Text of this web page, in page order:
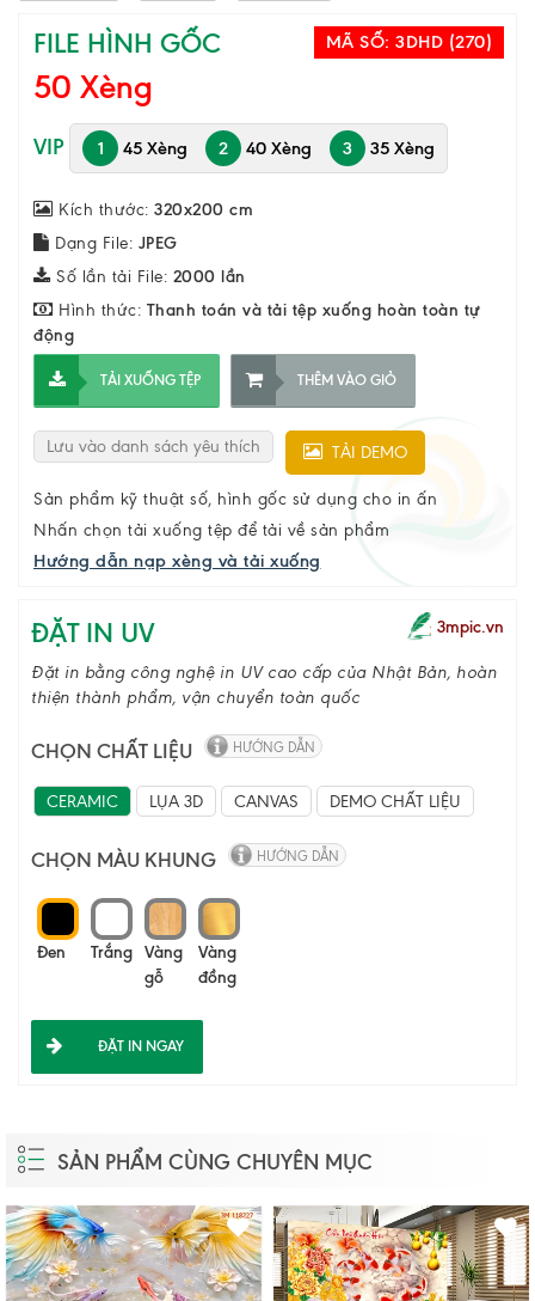
FILE HÌNH GỐC MÃ SỐ: 3DHD (270)
50 Xèng
VIP 1 45 Xèng 2 40 Xèng 3 35 Xèng
Kích thước: 320x200 cm
Dạng File: JPEG
Số lần tải File: 2000 lần
Hình thức: Thanh toán và tải tệp xuống hoàn toàn tự
động
TẢI XUỐNG TỆP THÊM VÀO GIỎ
Lưu vào danh sách yêu thích TẢI DEMO
Sản phẩm kỹ thuật số, hình gốc sử dụng cho in ấn
Nhấn chọn tải xuống tệp để tải về sản phẩm
Hướng dẫn nạp xèng và tải xuống
ĐẶT IN UV 3mpic.vn
Đặt in bằng công nghệ in UV cao cấp của Nhật Bản, hoàn
thiện thành phẩm, vận chuyển toàn quốc
CHỌN CHẤT LIỆU HƯỚNG DẪN
CERAMIC LỤA 3D CANVAS DEMO CHẤT LIỆU
CHỌN MÀU KHUNG HƯỚNG DẪN
Đen Trắng Vàng
gỗ
Vàng
đồng
ĐẶT IN NGAY
SẢN PHẨM CÙNG CHUYÊN MỤC